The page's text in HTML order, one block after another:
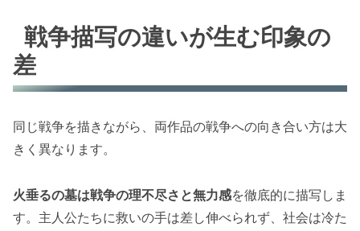
戦争描写の違いが生む印象の
差
同じ戦争を描きながら、両作品の戦争への向き合い方は大
きく異なります。
火垂るの墓は戦争の理不尽さと無力感を徹底的に描写しま
す。主人公たちに救いの手は差し伸べられず、社会は冷た